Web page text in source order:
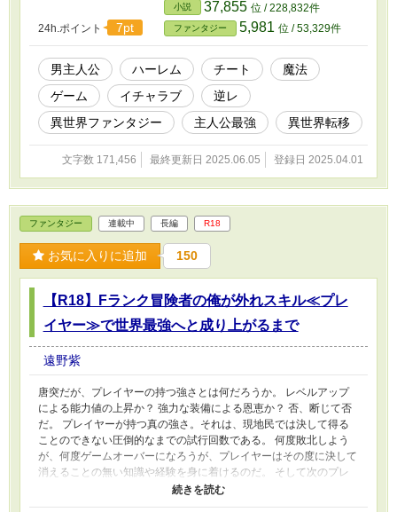
24h.ポイント 7pt
小説 37,855 位 / 228,832件
ファンタジー 5,981 位 / 53,329件
男主人公 ハーレム チート
魔法
ゲーム
イチャラブ
逆レ
異世界ファンタジー
主人公最強 異世界転移
文字数 171,456 最終更新日 2025.06.05 登録日 2025.04.01
ファンタジー 連載中 長編 R18
お気に入りに追加 150
【R18】Fランク冒険者の俺が外れスキル≪プレ
イヤー≫で世界最強へと成り上がるまで
遠野紫
唐突だが、プレイヤーの持つ強さとは何だろうか。 レベルアップ
による能力値の上昇か？ 強力な装備による恩恵か？ 否、断じて否
だ。 プレイヤーが持つ真の強さ。それは、現地民では決して得る
ことのできない圧倒的なまでの試行回数である。 何度敗北しよう
が、何度ゲームオーバーになろうが、プレイヤーはその度に決して
消えることの無い知識や経験を身に着けるのだ。 そして次のプレ
イではより強く、より洗練された動きで敵を穿つ訳である。 本来